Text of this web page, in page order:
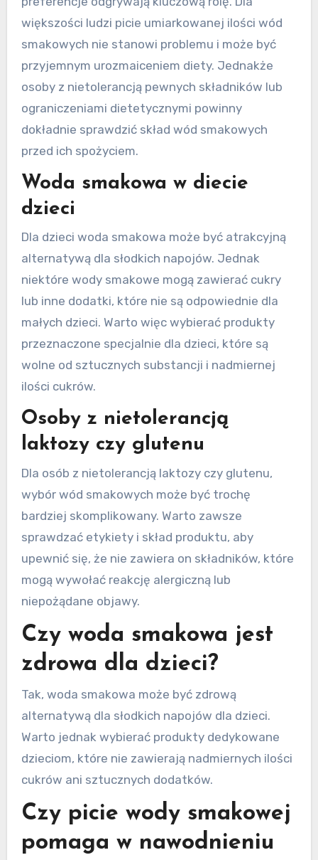
większości ludzi picie umiarkowanej ilości wód
smakowych nie stanowi problemu i może być
przyjemnym urozmaiceniem diety. Jednakże
osoby z nietolerancją pewnych składników lub
ograniczeniami dietetycznymi powinny
dokładnie sprawdzić skład wód smakowych
przed ich spożyciem.
Woda smakowa w diecie
dzieci
Dla dzieci woda smakowa może być atrakcyjną
alternatywą dla słodkich napojów. Jednak
niektóre wody smakowe mogą zawierać cukry
lub inne dodatki, które nie są odpowiednie dla
małych dzieci. Warto więc wybierać produkty
przeznaczone specjalnie dla dzieci, które są
wolne od sztucznych substancji i nadmiernej
ilości cukrów.
Osoby z nietolerancją
laktozy czy glutenu
Dla osób z nietolerancją laktozy czy glutenu,
wybór wód smakowych może być trochę
bardziej skomplikowany. Warto zawsze
sprawdzać etykiety i skład produktu, aby
upewnić się, że nie zawiera on składników, które
mogą wywołać reakcję alergiczną lub
niepożądane objawy.
Czy woda smakowa jest
zdrowa dla dzieci?
Tak, woda smakowa może być zdrową
alternatywą dla słodkich napojów dla dzieci.
Warto jednak wybierać produkty dedykowane
dzieciom, które nie zawierają nadmiernych ilości
cukrów ani sztucznych dodatków.
Czy picie wody smakowej
pomaga w nawodnieniu